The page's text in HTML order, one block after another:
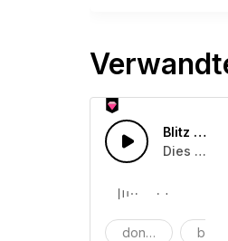
Blitz und
Dies ist
donner